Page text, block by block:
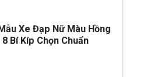
Xe Đạp Nữ Màu Hồng
Bí Kíp Chọn Chuẩn